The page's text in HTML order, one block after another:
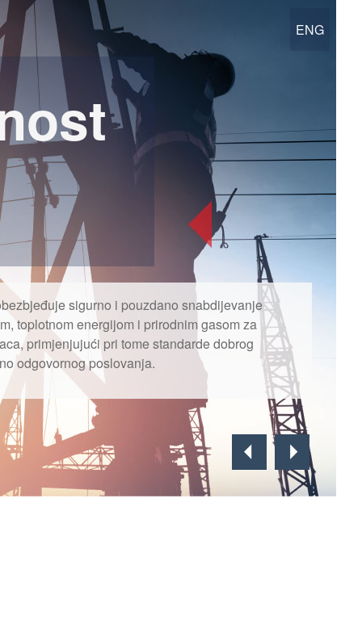
ENG
sigurno i pouzdano snabdijevanje
toplotnom energijom i prirodnim gasom za
primjenjujući pri tome standarde dobrog
odgovornog poslovanja.